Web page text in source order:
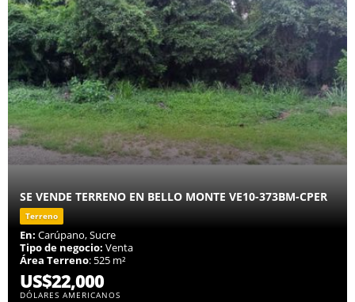
SE VENDE TERRENO EN BELLO MONTE VE10-373BM-CPER
Terreno
En: Carúpano, Sucre
Tipo de negocio: Venta
Área Terreno: 525 m²
US$22,000
DÓLARES AMERICANOS